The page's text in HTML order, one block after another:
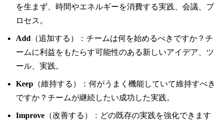
を生まず、時間やエネルギーを消費する実践、会議、プ
ロセス。
Add （追加する）：チームは何を始めるべきですか？チ
ームに利益をもたらす可能性のある新しいアイデア、ツ
ール、実践。
Keep （維持する）：何がうまく機能していて維持すべき
ですか？チームが継続したい成功した実践。
Improve （改善する）：どの既存の実践を強化できます